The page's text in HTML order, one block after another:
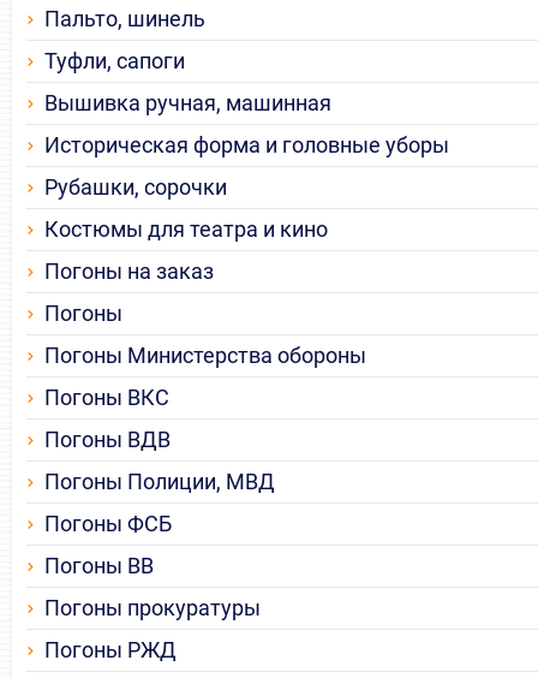
Пальто, шинель
Туфли, сапоги
Вышивка ручная, машинная
Историческая форма и головные уборы
Рубашки, сорочки
Костюмы для театра и кино
Погоны на заказ
Погоны
Погоны Министерства обороны
Погоны ВКС
Погоны ВДВ
Погоны Полиции, МВД
Погоны ФСБ
Погоны ВВ
Погоны прокуратуры
Погоны РЖД